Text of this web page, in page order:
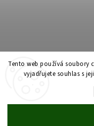
Tento web používá soubory
vyjadřujete souhlas s